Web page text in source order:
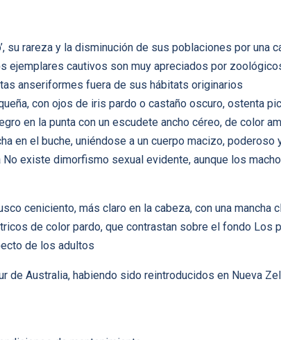
su rareza y la disminución de sus poblaciones por una
cautivos son muy apreciados por
anseriformes fuera de sus hábitats originarios
con ojos de iris pardo o castaño oscuro, ostenta
en la punta con un escudete ancho céreo, de color
en el buche, uniéndose a un cuerpo macizo,
existe dimorfismo sexual evidente, aunque los
ceniciento, más claro en la cabeza, con una mancha
de color pardo, que contrastan sobre el fondo Los
de los adultos
Australia, habiendo sido reintroducidos en Nueva